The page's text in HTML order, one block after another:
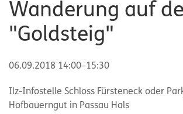
Wanderung auf
"Goldsteig"
06.09.2018 14:00–15:30
Ilz-Infostelle Schloss Fürsteneck oder
Hofbauerngut in Passau Hals